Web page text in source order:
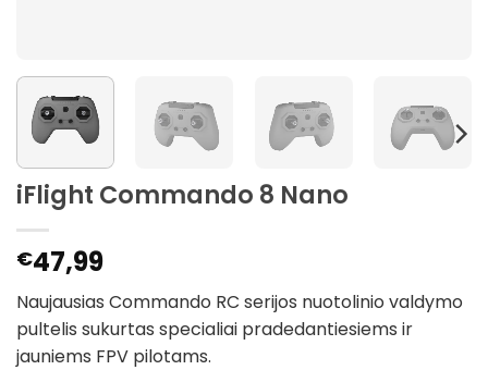
iFlight Commando 8 Nano
€47,99
Naujausias Commando RC serijos nuotolinio valdymo
pultelis sukurtas specialiai pradedantiesiems ir
jauniems FPV pilotams.